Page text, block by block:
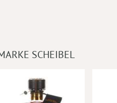
SCHEIBEL